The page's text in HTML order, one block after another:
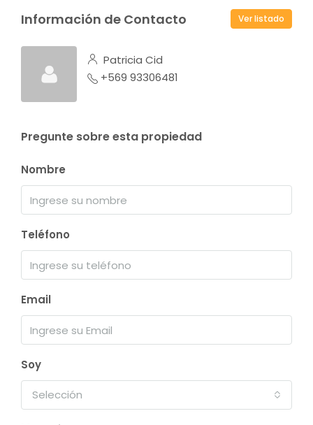
Información de Contacto Ver listado
Patricia Cid
+569 93306481
Pregunte sobre esta propiedad
Nombre
Teléfono
Email
Soy
Selección